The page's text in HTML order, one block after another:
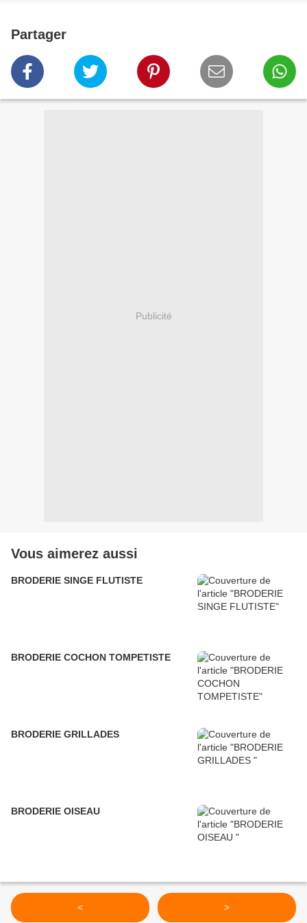
Partager
Publicité
Vous aimerez aussi
BRODERIE SINGE FLUTISTE
BRODERIE COCHON TOMPETISTE
BRODERIE GRILLADES
BRODERIE OISEAU
< >